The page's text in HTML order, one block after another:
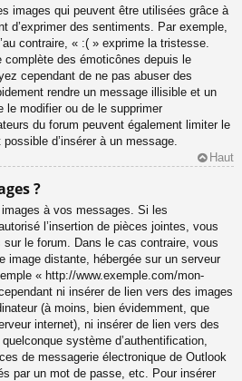
images qui peuvent être utilisées grâce à
d’exprimer des sentiments. Par exemple,
contraire, « :( » exprime la tristesse.
des émoticônes depuis le
cependant de ne pas abuser des
rendre un message illisible et un
le modifier ou de le supprimer
du forum peuvent également limiter le
d’insérer à un message.
Haut
?
à vos messages. Si les
l’insertion de pièces jointes, vous
le forum. Dans le cas contraire, vous
image distante, hébergée sur un serveur
« http://www.exemple.com/mon-
ni insérer de lien vers des images
(à moins, bien évidemment, que
internet), ni insérer de lien vers des
système d’authentification,
de messagerie électronique de Outlook
par un mot de passe, etc. Pour insérer